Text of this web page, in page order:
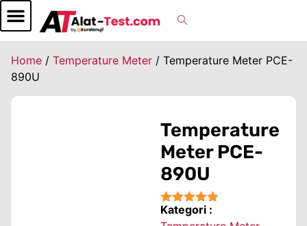
Home / Temperature Meter / Temperature Meter PCE-
890U
Temperature
Meter PCE-
890U
★★★★★
Kategori :